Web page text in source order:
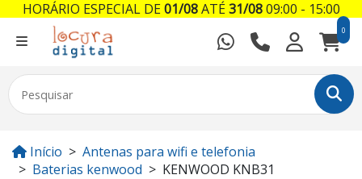
0
Início
Antenas para wifi e telefonia
Baterias kenwood
KENWOOD KNB31
HORÁRIO ESPECIAL DE01/08ATÉ31/0809:00 - 15:00